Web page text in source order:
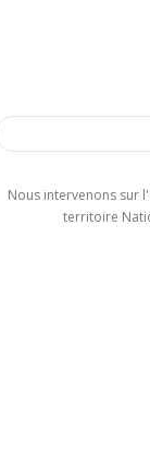
Nous intervenons sur
territoire